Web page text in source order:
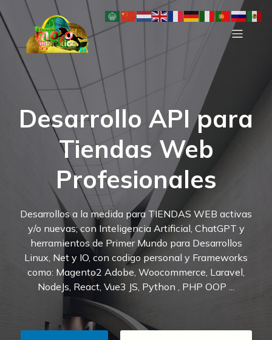
Desarrollo API para
Tiendas Web
Profesionales
Desarrollos a la medida para TIENDAS WEB activas
y/o nuevas; con Inteligencia Artificial, ChatGPT y
herramientos de Primer Mundo para Desarrollos
Linux, Net y IO, con codigo personal y Frameworks
como: Magento2 Adobe, Woocommerce, Laravel,
NodeJs, React, Vue3 JS, Python , PHP OOP ...